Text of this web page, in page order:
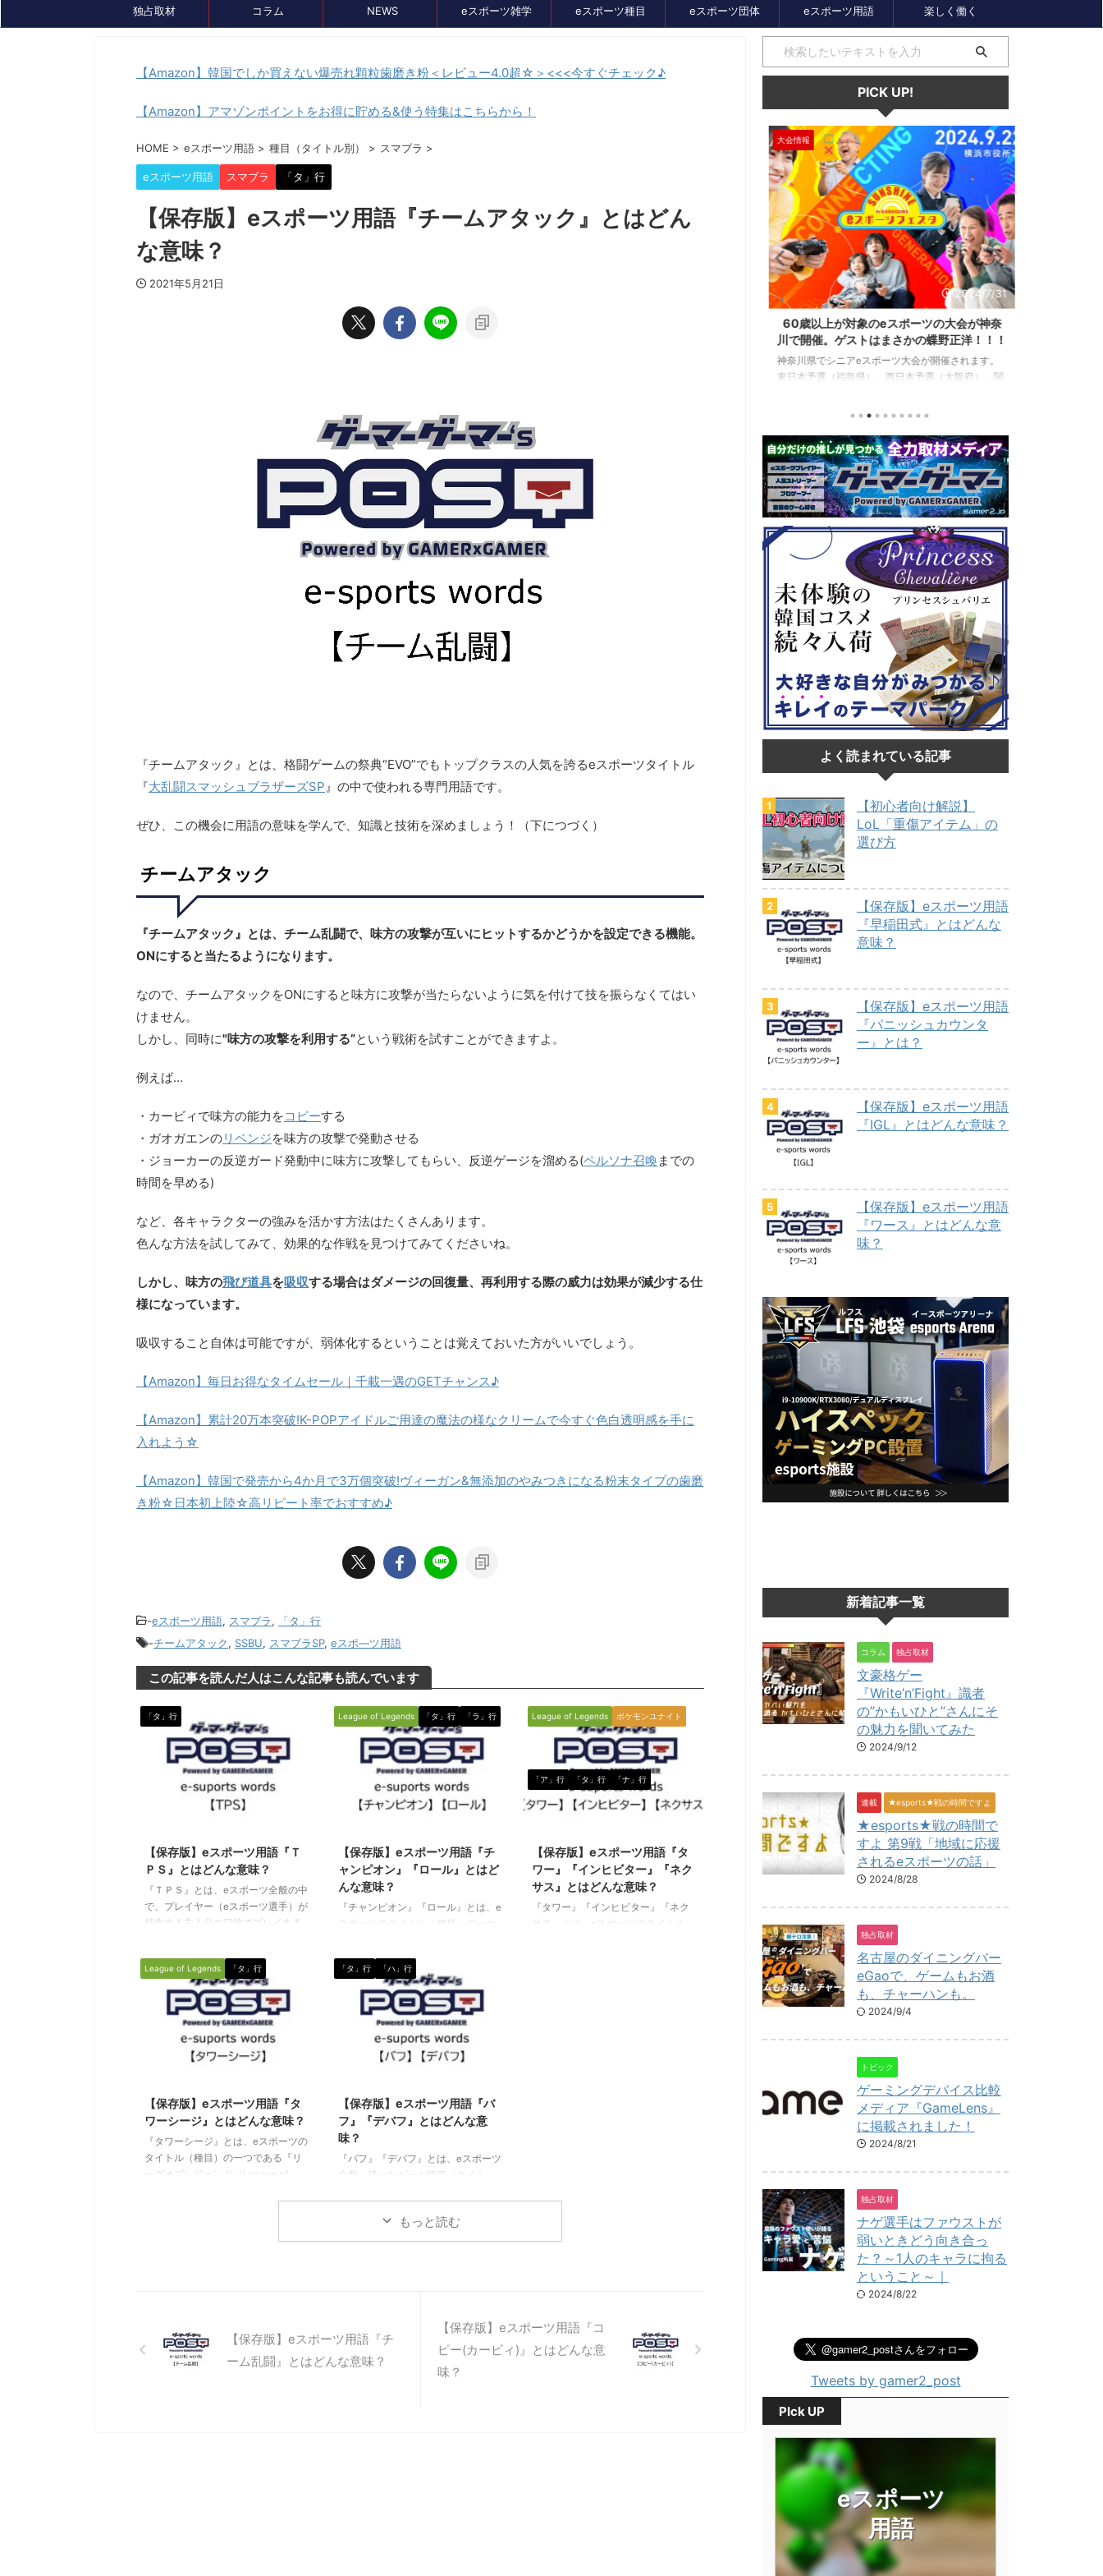
独占取材 コラム NEWS eスポーツ雑学 eスポーツ種目 eスポーツ団体 eスポーツ用語 楽しく働く
【Amazon】韓国でしか買えない爆売れ顆粒歯磨き粉＜レビュー4.0超☆＞<<<今すぐチェック♪
【Amazon】アマゾンポイントをお得に貯める&使う特集はこちらから！
HOME > eスポーツ用語 > 種目（タイトル別） > スマブラ >
eスポーツ用語 スマブラ 「タ」行
【保存版】eスポーツ用語『チームアタック』とはどん
な意味？
2021年5月21日
『チームアタック』とは、格闘ゲームの祭典“EVO”でもトップクラスの人気を誇るeスポーツタイトル
『大乱闘スマッシュブラザーズSP』の中で使われる専門用語です。
ぜひ、この機会に用語の意味を学んで、知識と技術を深めましょう！（下につづく）
チームアタック
『チームアタック』とは、チーム乱闘で、味方の攻撃が互いにヒットするかどうかを設定できる機能。
ONにすると当たるようになります。
なので、チームアタックをONにすると味方に攻撃が当たらないように気を付けて技を振らなくてはい
けません。
しかし、同時に"味方の攻撃を利用する”という戦術を試すことができますよ。
例えば…
・カービィで味方の能力をコピーする
・ガオガエンのリベンジを味方の攻撃で発動させる
・ジョーカーの反逆ガード発動中に味方に攻撃してもらい、反逆ゲージを溜める(ペルソナ召喚 までの
時間を早める)
など、各キャラクターの強みを活かす方法はたくさんあります。
色んな方法を試してみて、効果的な作戦を見つけてみてくださいね。
しかし、味方の飛び道具を吸収する場合はダメージの回復量、再利用する際の威力は効果が減少する仕
様になっています。
吸収すること自体は可能ですが、弱体化するということは覚えておいた方がいいでしょう。
【Amazon】毎日お得なタイムセール｜千載一遇のGETチャンス♪
【Amazon】累計20万本突破!K-POPアイドルご用達の魔法の様なクリームで今すぐ色白透明感を手に
入れよう☆
【Amazon】韓国で発売から4か月で3万個突破!ヴィーガン&無添加のやみつきになる粉末タイプの歯磨
き粉☆日本初上陸☆高リピート率でおすすめ♪
-eスポーツ用語, スマブラ,
「タ」行
-チームアタック, SSBU, スマブラSP, eスポ―ツ用語
この記事を読んだ人はこんな記事も読んでいます
「タ」行
【保存版】eスポーツ用語『Ｔ
ＰＳ』とはどんな意味？
『ＴＰＳ』とは、eスポーツ全般の中
で、プレイヤー（eスポーツ選手）が
操作する主人公の目線でプレイする
われる専門用語です。（下に続く）
ＴＰＳ（ティーピーエス） 三人称視
点で行われるシューティングゲーム
（戦争や戦闘をテーマとしたゲーム
全般）のことを指す言葉で、Third
Person Shooter（サードパーソンシ
ューター）の略です。 FPS（First
公やキャラクターを操作するという
視点の違い ...
League of Legends 「タ」行 「ラ」行
【保存版】eスポーツ用語『チ
ャンピオン』『ロール』とはど
んな意味？
『チャンピオン』『ロール』とは、e
スポーツのタイトル（種目）の一つ
（League of Legends／通称LoL）』
の中で使われる専門用語です。 チャ
ンピオン（Champion） 一般的な意
味合いとしては「優勝者」とか「王
者」という意味でも使われますが、
LoLの中では、プレイヤーが操作する
キャラクターを意味します。 また、
ャンピオンごとに設定された値段が
あります。 LoLでプレイヤーが操作
できるチャンピオンは実に ...
League of Legends ポケモンユナイト
「ア」行 「タ」行 「ナ」行
【保存版】eスポーツ用語『タ
ワー』『インヒビター』『ネク
サス』とはどんな意味？
『タワー』『インヒビター』『ネク
サス』とは、eスポーツのタイトル
League of Legends 「タ」行
【保存版】eスポーツ用語『タ
ワーシージ』とはどんな意味？
『タワーシージ』とは、eスポーツの
タイトル（種目）の一つである『リ
ーグオブレジェンド（League of
いう単語自体は「包囲」という英語
ドを破壊するために集団で包囲し、
そのタワーを防衛しようとする敵チ
「タ」行 「ハ」行
【保存版】eスポーツ用語『バ
フ』『デバフ』とはどんな意
味？
『バフ』『デバフ』とは、eスポーツ
全般、様々なゲーム種目（タイト
（リーグ・オブ・レジェンド、LoL）
などのMOBAではたくさんの種類の
様々なタイトル、ジャンルで使われ
る言葉なので、 バフ（buff） キャラ
クターにステータス（能力や体力な
どの基本設定）要素がある色々なゲ
もっと読む
【保存版】eスポーツ用語『チ
ーム乱闘』とはどんな意味？
【保存版】eスポーツ用語『コ
ピー(カービィ)』とはどんな意
味？
PICK UP!
ゲーミングデバイス比較メディア
『GameLens』に掲載されました！
トリーマーが使用しているデバイスを紹介していま
す。加えて、プロゲーマーのマウス感度やキー設定
など細かいことまで網羅していますよ。 何か新しい
デバイスを検討するときや、新しい環境を構築した
り、設定を試してみたりしたいときに参考にしてみ
てはいかがでしょうか。 ▼GameLens
で、今回は1年後、2年後に遊んでも楽しめるような
タイトルを独自にピックアップしてみました。（類
似したゲームや続編が出にくいゲーム、長く遊べる
NIGHTMARES-リトルナイトメア-１＆２セット』
(Switch） ２Dアクションホラーゲームの2作のセッ
大会情報
2024/7/31
60歳以上が対象のeスポーツの大会が神奈
川で開催。ゲストはまさかの蝶野正洋！！！
神奈川県でシニアeスポーツ大会が開催されます。
東日本予選（福島県）、西日本予選（大阪府）、関
楽しめるイベントになっているようです。 ちなみ
に、ゲストのプロレスラーである蝶野正洋さんは今
年60歳になるそうです。トークセッションに登場し
ますよ。 この記事のポイント ・大会参加者は60歳
以上 ・3地区で予選あり。予選は8月24日、25日と9
月22日。本戦は9月22日（事前エ ...
よく読まれている記事
【初心者向け解説】
LoL「重傷アイテム」の
選び方
【保存版】eスポーツ用語
『早稲田式』とはどんな
意味？
【保存版】eスポーツ用語
『パニッシュカウンタ
ー』とは？
【保存版】eスポーツ用語
『IGL』とはどんな意味？
【保存版】eスポーツ用語
『ワース』とはどんな意
味？
新着記事一覧
コラム 独占取材
文豪格ゲー
『Write’n’Fight』識者
の”かもいひと”さんにそ
の魅力を聞いてみた
2024/9/12
連載 ★esports★戦の時間ですよ
★esports★戦の時間で
すよ 第9戦「地域に応援
されるeスポーツの話」
2024/8/28
独占取材
名古屋のダイニングバー
eGaoで、ゲームもお酒
も、チャーハンも。
2024/9/4
トピック
ゲーミングデバイス比較
メディア『GameLens』
に掲載されました！
2024/8/21
独占取材
ナゲ選手はファウストが
弱いときどう向き合っ
た？～1人のキャラに拘る
ということ～｜
2024/8/22
Tweets by gamer2_post
PIck UP
eスポーツ
用語